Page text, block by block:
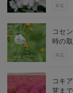
草花
草花
コセ
時の
コキ
芽ま